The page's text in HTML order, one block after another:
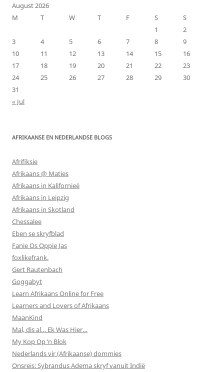
August 2026
M
T W T F S
S
1
2
3
4 5 6 7 8
9
10
11 12 13 14 15
16
17
18 19 20 21 22
23
24
25 26 27 28 29
30
31
« Jul
AFRIKAANSE EN NEDERLANDSE BLOGS
Afrifiksie
Afrikaans @ Maties
Afrikaans in Kalifornieë
Afrikaans in Leipzig
Afrikaans in Skotland
Chessalee
Eben se skryfblad
Fanie Os Oppie Jas
foxlikefrank.
Gert Rautenbach
Goggabyt
Learn Afrikaans Online for Free
Learners and Lovers of Afrikaans
MaanKind
Mal, dis al… Ek Was Hier…
My Kop Op ‘n Blok
Nederlands vir (Afrikaanse) dommies
Onsreis: Sybrandus Adema skryf vanuit Indië